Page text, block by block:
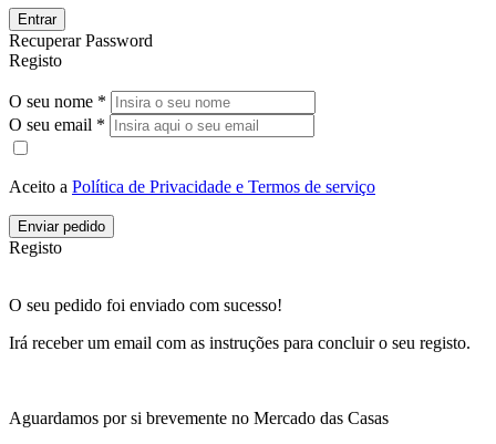
Entrar
Recuperar Password
Registo
O seu nome *
O seu email *
Aceito a Política de Privacidade e Termos de serviço
Enviar pedido
Registo
O seu pedido foi enviado com sucesso!
Irá receber um email com as instruções para concluir o seu registo.
Aguardamos por si brevemente no Mercado das Casas